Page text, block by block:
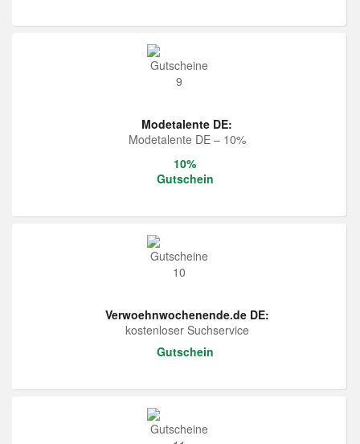
Modetalente DE:
Modetalente DE – 10%
10%
Gutschein
Verwoehnwochenende.de DE:
kostenloser Suchservice
Gutschein